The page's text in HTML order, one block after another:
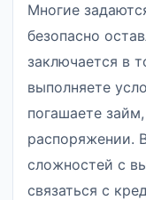
Многие
безопасно
заключается в
выполняете
погашаете
распоряжении.
сложностей с
связаться с